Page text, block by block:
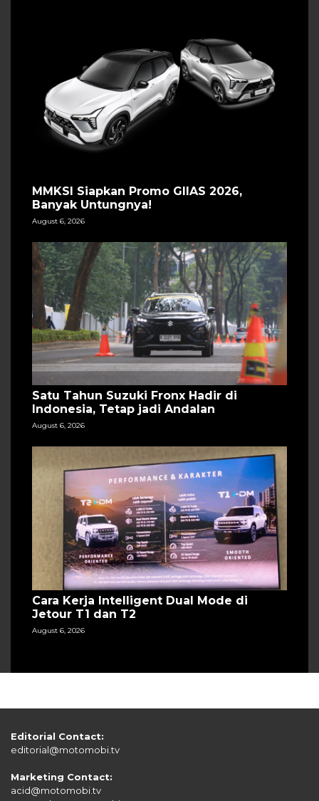
MMKSI Siapkan Promo GIIAS 2026,
Banyak Untungnya!
August 6, 2026
Satu Tahun Suzuki Fronx Hadir di
Indonesia, Tetap jadi Andalan
August 6, 2026
Cara Kerja Intelligent Dual Mode di
Jetour T1 dan T2
August 6, 2026
Editorial Contact:
editorial@motomobi.tv
Marketing Contact:
acid@motomobi.tv